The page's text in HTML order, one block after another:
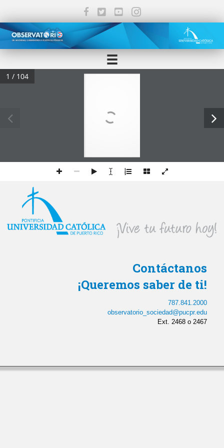
1 / 104
Contáctanos
¡Queremos saber de ti!
787.841.2000
observatorio_sociedad@pucpr.edu
Ext. 2468 o 2467